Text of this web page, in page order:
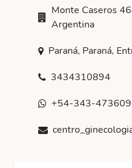
Monte Caseros
Argentina
Paraná, Paraná,
3434310894
+54-343-